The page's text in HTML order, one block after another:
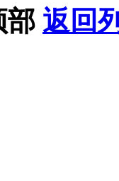
部 返回